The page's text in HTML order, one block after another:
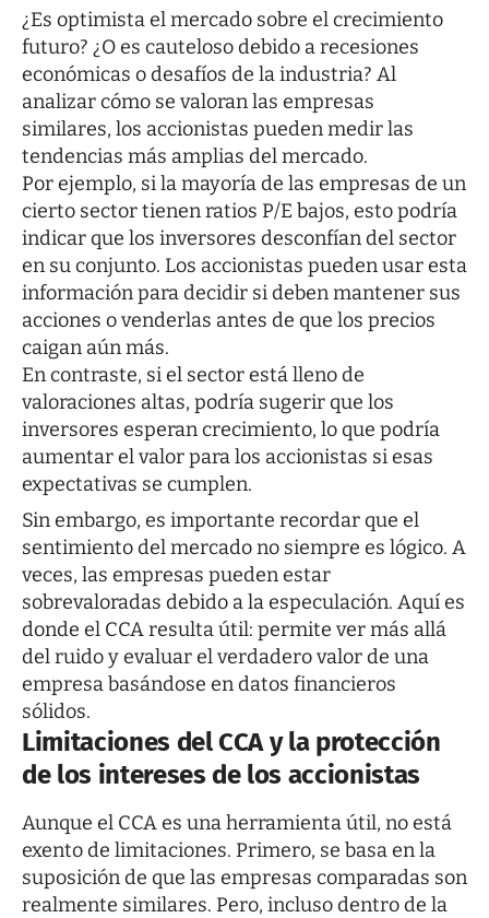
¿Es optimista el mercado sobre el crecimiento
futuro? ¿O es cauteloso debido a recesiones
económicas o desafíos de la industria? Al
analizar cómo se valoran las empresas
similares, los accionistas pueden medir las
tendencias más amplias del mercado.
Por ejemplo, si la mayoría de las empresas de un
cierto sector tienen ratios P/E bajos, esto podría
indicar que los inversores desconfían del sector
en su conjunto. Los accionistas pueden usar esta
información para decidir si deben mantener sus
acciones o venderlas antes de que los precios
caigan aún más.
En contraste, si el sector está lleno de
valoraciones altas, podría sugerir que los
inversores esperan crecimiento, lo que podría
aumentar el valor para los accionistas si esas
expectativas se cumplen.
Sin embargo, es importante recordar que el
sentimiento del mercado no siempre es lógico. A
veces, las empresas pueden estar
sobrevaloradas debido a la especulación. Aquí es
donde el CCA resulta útil: permite ver más allá
del ruido y evaluar el verdadero valor de una
empresa basándose en datos financieros
sólidos.
Limitaciones del CCA y la protección
de los intereses de los accionistas
Aunque el CCA es una herramienta útil, no está
exento de limitaciones. Primero, se basa en la
suposición de que las empresas comparadas son
realmente similares. Pero, incluso dentro de la